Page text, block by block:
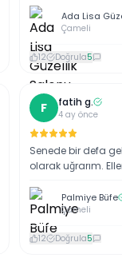
Ada Lisa
Çameli
12 Doğrula5
F fatih g.
4 ay önce
Senede bir defa
olarak uğrarım.
Palmiye Büfe
Çameli
12 Doğrula5